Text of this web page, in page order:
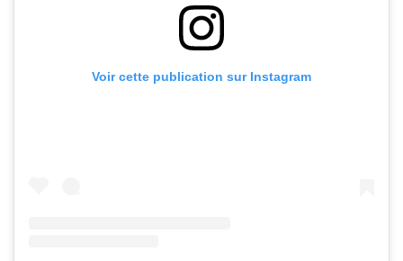
Voir cette publication sur Instagram